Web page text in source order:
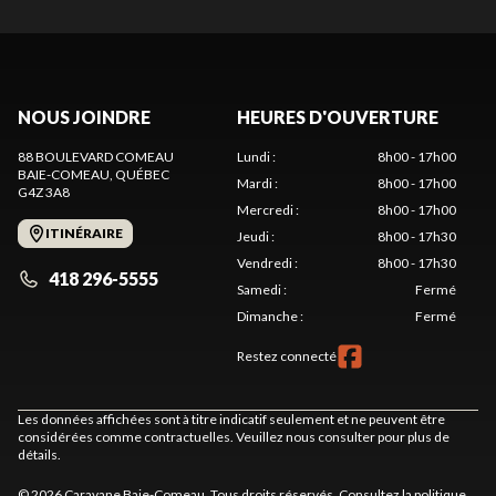
NOUS JOINDRE
88 BOULEVARD COMEAU
BAIE-COMEAU, QUÉBEC
G4Z 3A8
ITINÉRAIRE
418 296-5555
HEURES D'OUVERTURE
Lundi:
8h00 - 17h00
Mardi:
8h00 - 17h00
Mercredi:
8h00 - 17h00
Jeudi:
8h00 - 17h30
Vendredi:
8h00 - 17h30
Samedi:
Fermé
Dimanche: Fermé
Restez connecté
Les données affichées sont à titre indicatif seulement et ne peuvent être
considérées comme contractuelles. Veuillez nous consulter pour plus de
détails.